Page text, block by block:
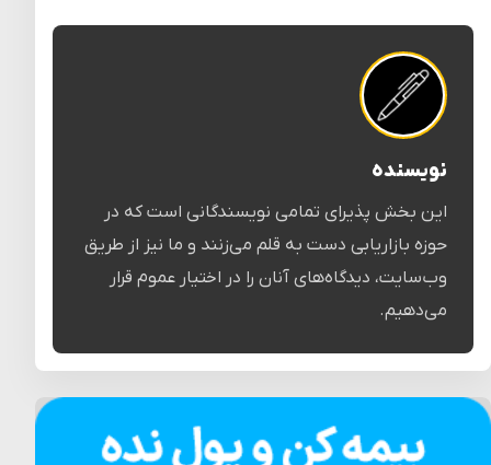
نویسنده
این بخش پذیرای تمامی نویسندگانی است که در
حوزه بازاریابی دست به قلم می‌زنند و ما نیز از طریق
وب‌سایت، دیدگاه‌های آنان را در اختیار عموم قرار
می‌دهیم.